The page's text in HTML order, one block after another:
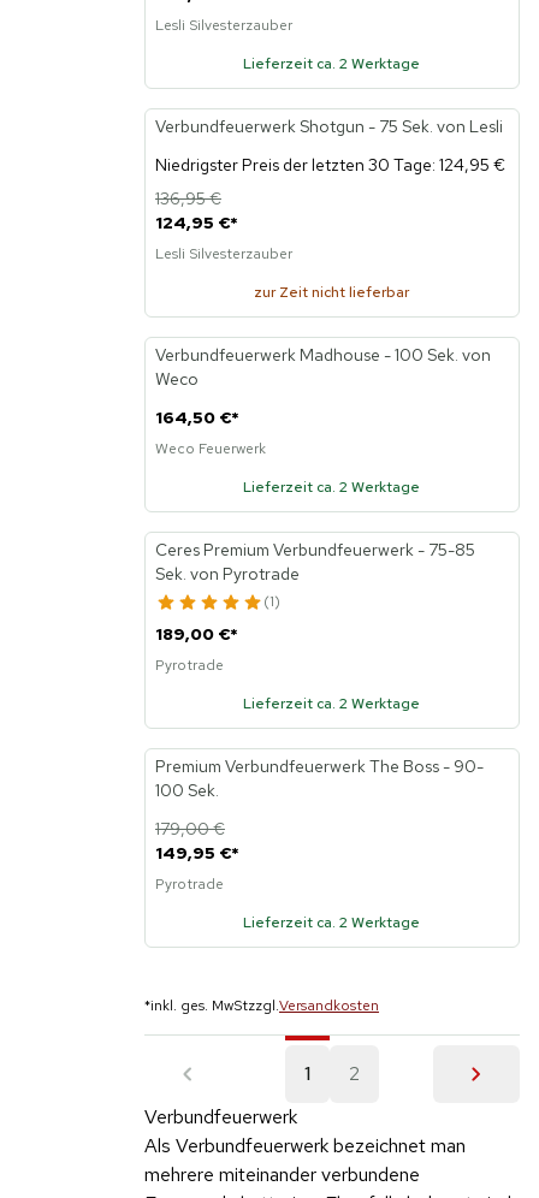
Lesli Silvesterzauber
Lieferzeit ca. 2 Werktage
-9%
Verbundfeuerwerk Shotgun - 75 Sek. von Lesli
Niedrigster Preis der letzten 30 Tage: 124,95 €
124,95 €*
136,95 €
Lesli Silvesterzauber
zur Zeit nicht lieferbar
Verbundfeuerwerk Madhouse - 100 Sek. von
Weco
164,50 €*
Weco Feuerwerk
Lieferzeit ca. 2 Werktage
Ceres Premium Verbundfeuerwerk - 75-85
Sek. von Pyrotrade
1
189,00 €*
Pyrotrade
Lieferzeit ca. 2 Werktage
Premium Verbundfeuerwerk The Boss - 90-
100 Sek.
149,95 €*
179,00 €
Pyrotrade
Lieferzeit ca. 2 Werktage
*inkl. ges. MwStzzgl.Versandkosten
1
2
Verbundfeuerwerk
Als Verbundfeuerwerk bezeichnet man
mehrere miteinander verbundene